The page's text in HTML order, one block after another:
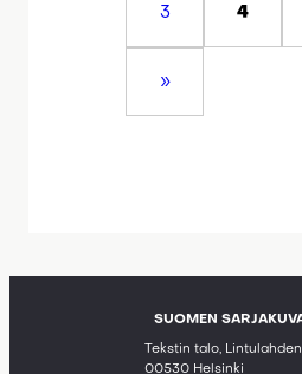
3 4
»
SUOMEN
Tekstin talo,
00530 Helsinki